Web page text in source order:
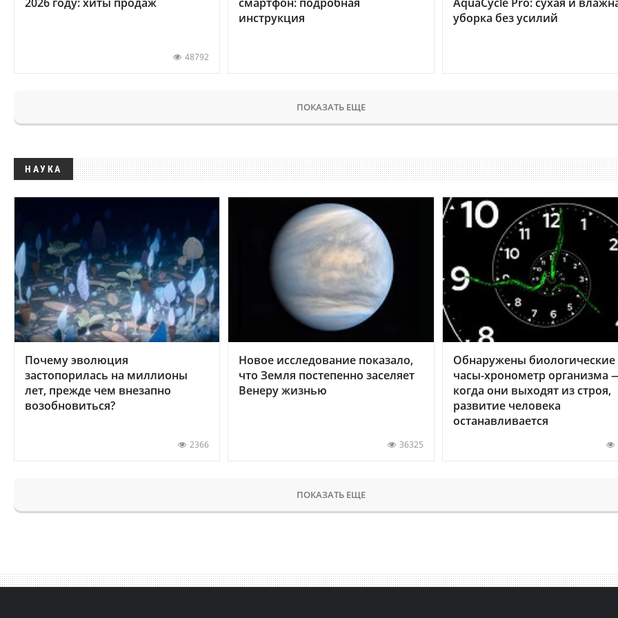
48792
инструкция
уборка без усилий
ПОКАЗАТЬ ЕЩЕ
НАУКА
Почему эволюция
застопорилась на миллионы
лет, прежде чем внезапно
возобновиться?
2366
Новое исследование показало,
что Земля постепенно заселяет
Венеру жизнью
36325
Обнаружены биологические
часы-хронометр организма
когда они выходят из строя,
развитие человека
останавливается
ПОКАЗАТЬ ЕЩЕ